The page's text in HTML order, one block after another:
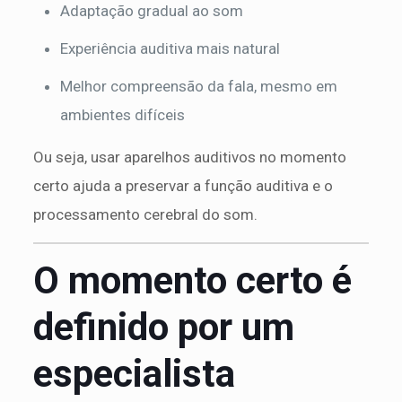
Adaptação gradual ao som
Experiência auditiva mais natural
Melhor compreensão da fala, mesmo em
ambientes difíceis
Ou seja, usar aparelhos auditivos no momento
certo ajuda a preservar a função auditiva e o
processamento cerebral do som.
O momento certo é
definido por um
especialista